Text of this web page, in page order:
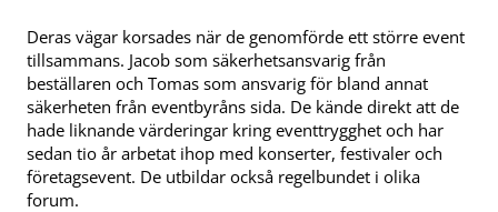
Deras vägar korsades när de genomförde ett större event
tillsammans. Jacob som säkerhetsansvarig från
beställaren och Tomas som ansvarig för bland annat
säkerheten från eventbyråns sida. De kände direkt att de
hade liknande värderingar kring eventtrygghet och har
sedan tio år arbetat ihop med konserter, festivaler och
företagsevent. De utbildar också regelbundet i olika
forum.